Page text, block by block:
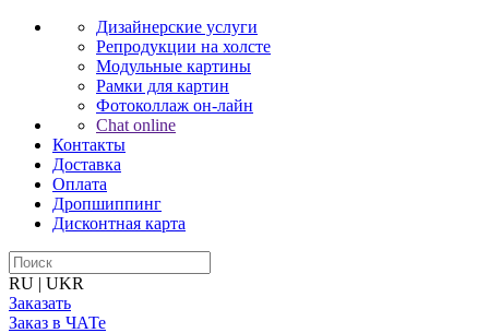
Дизайнерские услуги
Репродукции на холсте
Модульные картины
Рамки для картин
Фотоколлаж он-лайн
Chat online
Контакты
Доставка
Оплата
Дропшиппинг
Дисконтная карта
RU | UKR
Заказать
Заказ в ЧАТе